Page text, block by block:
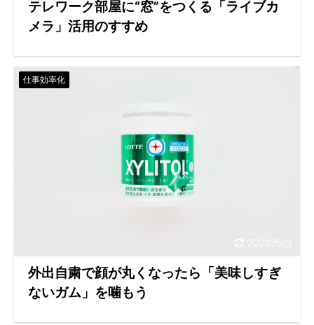
テレワーク部屋に“窓”をつくる「ライブカ
メラ」活用のすすめ
2020/5/3
仕事効率化
外出自粛で顔が丸くなったら「美味しすぎ
ないガム」を噛もう